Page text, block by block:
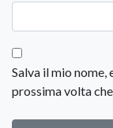
Salva il mio
prossima volta